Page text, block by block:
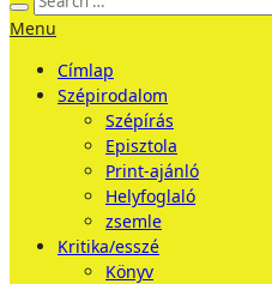
Menu
Címlap
Szépirodalom
Szépírás
Episztola
Print-ajánló
Helyfoglaló
zsemle
Kritika/esszé
Könyv